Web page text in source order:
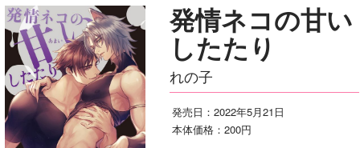
発情ネコの甘い
したたり
れの子
発売日：2022年5月21日
本体価格：200円